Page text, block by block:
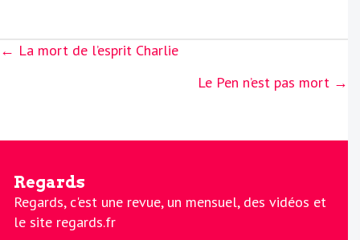
Posts
← La mort de l’esprit Charlie
Le Pen n’est pas mort →
Regards
Regards, c'est une revue, un mensuel, des vidéos et
le site regards.fr